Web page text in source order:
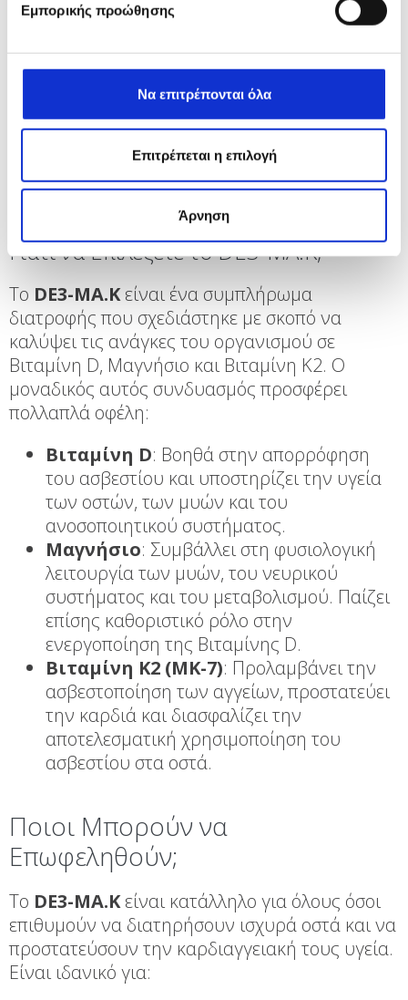
Εμπορικής προώθησης
Να επιτρέπονται όλα
Επιτρέπεται η επιλογή
Άρνηση
ασβεστοποίησης των αρτηριών, που αποτελεί
κύριο παράγοντα κινδύνου για καρδιαγγειακές
παθήσεις όπως η αρτηριοσκλήρυνση.
Ειδικότερα, μελέτες έχουν δείξει ότι η επαρκής
πρόσληψη Βιταμίνης Κ2 μπορεί να μειώσει τον
κίνδυνο καρδιαγγειακών επεισοδίων,
ενισχύοντας την ελαστικότητα των αγγείων και
βελτιώνοντας τη συνολική υγεία της καρδιάς.
Γιατί να Επιλέξετε το DE3-MA.K;
Το DE3-MA.Kείναι ένα συμπλήρωμα
διατροφής που σχεδιάστηκε με σκοπό να
καλύψει τις ανάγκες του οργανισμού σε
Βιταμίνη D, Μαγνήσιο και Βιταμίνη Κ2. Ο
μοναδικός αυτός συνδυασμός προσφέρει
πολλαπλά οφέλη:
Βιταμίνη D: Βοηθά στην απορρόφηση
του ασβεστίου και υποστηρίζει την υγεία
των οστών, των μυών και του
ανοσοποιητικού συστήματος.
Μαγνήσιο: Συμβάλλει στη φυσιολογική
λειτουργία των μυών, του νευρικού
συστήματος και του μεταβολισμού. Παίζει
επίσης καθοριστικό ρόλο στην
ενεργοποίηση της Βιταμίνης D.
Βιταμίνη Κ2 (MK-7): Προλαμβάνει την
ασβεστοποίηση των αγγείων, προστατεύει
την καρδιά και διασφαλίζει την
αποτελεσματική χρησιμοποίηση του
ασβεστίου στα οστά.
Ποιοι Μπορούν να
Επωφεληθούν;
Το DE3-MA.Kείναι κατάλληλο για όλους όσοι
επιθυμούν να διατηρήσουν ισχυρά οστά και να
προστατεύσουν την καρδιαγγειακή τους υγεία.
Είναι ιδανικό για: